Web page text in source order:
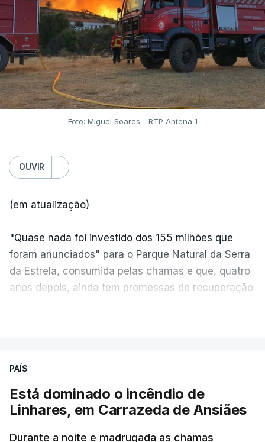
Foto: Miguel Soares - RTP Antena 1
OUVIR
(em atualização)
"Quase nada foi investido dos 155 milhões que
foram anunciados" para o Parque Natural da Serra
da Estrela, consumida pelas chamas e que, quatro
anos depois, ainda tem promessas de recuperação
ESTE CONTEÚDO ESTÁ NESTE
PAÍS
Está dominado o incêndio de
Linhares, em Carrazeda de Ansiães
Durante a noite e madrugada as chamas